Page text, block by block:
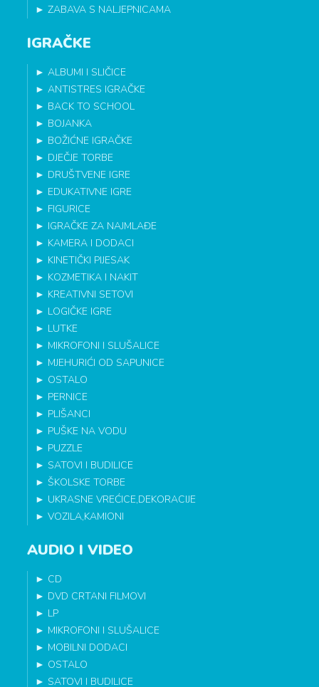
►ZABAVA S NALJEPNICAMA
IGRAČKE
►ALBUMI I SLIČICE
►ANTISTRES IGRAČKE
► BACK TO SCHOOL
► BOJANKA
► BOŽIĆNE IGRAČKE
► DJEČJE TORBE
► DRUŠTVENE IGRE
► EDUKATIVNE IGRE
► FIGURICE
► IGRAČKE ZA NAJMLAĐE
► KAMERA I DODACI
► KINETIČKI PIJESAK
► KOZMETIKA I NAKIT
► KREATIVNI SETOVI
► LOGIČKE IGRE
► LUTKE
► MIKROFONI I SLUŠALICE
► MJEHURIĆI OD SAPUNICE
► OSTALO
► PERNICE
► PLIŠANCI
► PUŠKE NA VODU
► PUZZLE
►SATOVI I BUDILICE
►ŠKOLSKE TORBE
► UKRASNE VREĆICE,DEKORACIJE
►VOZILA,KAMIONI
AUDIO I VIDEO
► CD
► DVD CRTANI FILMOVI
► LP
► MIKROFONI I SLUŠALICE
► MOBILNI DODACI
► OSTALO
►SATOVI I BUDILICE